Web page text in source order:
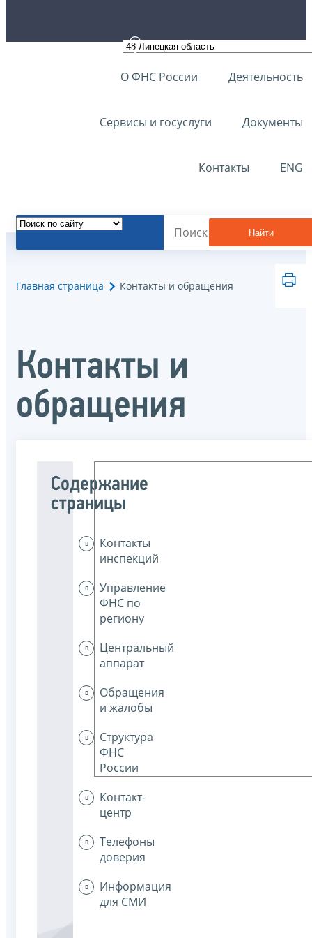
О ФНС России Деятельность
Сервисы и госуслуги Документы
Контакты ENG
Найти
Главная страница Контакты и обращения
Контакты и
обращения
Содержание
страницы
Контакты
инспекций
Управление
ФНС по
региону
Центральный
аппарат
Обращения
и жалобы
Структура
ФНС
России
Контакт-
центр
Телефоны
доверия
Информация
для СМИ